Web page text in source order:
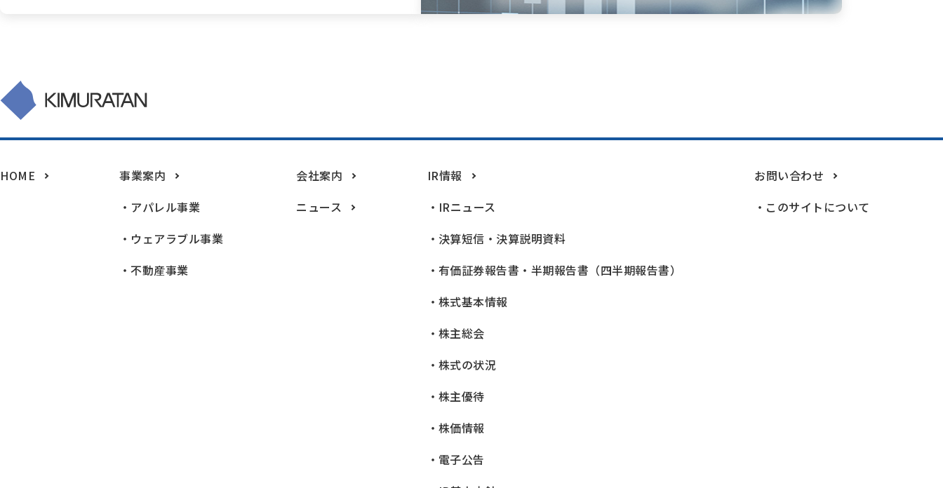
HOME
事業案内
アパレル事業
ウェアラブル事業
不動産事業
会社案内
ニュース
IR情報
IRニュース
決算短信・決算説明資料
有価証券報告書・半期報告書（四半期報告書）
株式基本情報
株主総会
株式の状況
株主優待
株価情報
電子公告
お問い合わせ
このサイトについて